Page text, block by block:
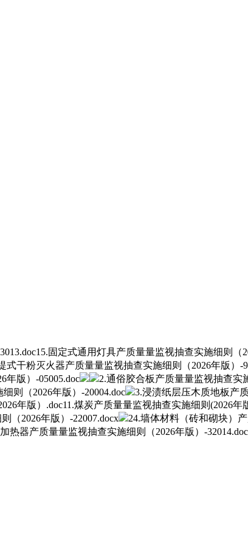
固定式通用灯具产质量量监视抽查实施细则（
式干粉灭火器产质量量监视抽查实施细则（2026年版）-
年版）-05005.doc
2.通俗胶合板产质量量监视抽查实
则（2026年版）-20004.doc
3.浸渍纸层压木质地板产
年版）.doc11.煤炭产质量量监视抽查实施细则(2026
（2026年版）-22007.docx 24.墙体材料（砖和砌块）
热器产质量量监视抽查实施细则（2026年版）-32014.doc